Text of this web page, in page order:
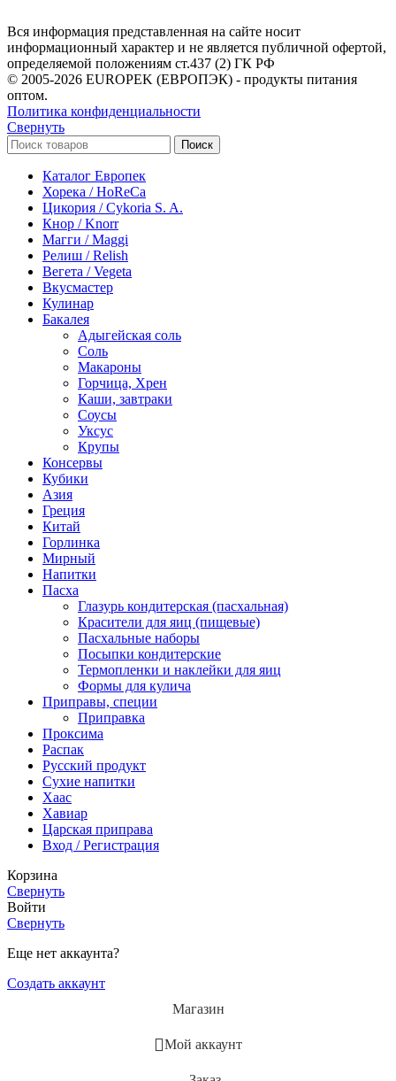
Вся информация представленная на сайте носит
информационный характер и не является публичной офертой,
определяемой положениям ст.437 (2) ГК РФ
© 2005-2026 EUROPEK (ЕВРОПЭК) - продукты питания
оптом.
Политика конфиденциальности
Свернуть
Поиск
Каталог Европек
Хорека / HoReCa
Цикория / Cykoria S. A.
Кнор / Knorr
Магги / Maggi
Релиш / Relish
Вегета / Vegeta
Вкусмастер
Кулинар
Бакалея
Адыгейская соль
Соль
Макароны
Горчица, Хрен
Каши, завтраки
Соусы
Уксус
Крупы
Консервы
Кубики
Азия
Греция
Китай
Горлинка
Мирный
Напитки
Пасха
Глазурь кондитерская (пасхальная)
Красители для яиц (пищевые)
Пасхальные наборы
Посыпки кондитерские
Термопленки и наклейки для яиц
Формы для кулича
Приправы, специи
Приправка
Проксима
Распак
Русский продукт
Сухие напитки
Хаас
Хавиар
Царская приправа
Вход / Регистрация
Корзина
Свернуть
Войти
Свернуть
Еще нет аккаунта?
Создать аккаунт
Магазин
Мой аккаунт